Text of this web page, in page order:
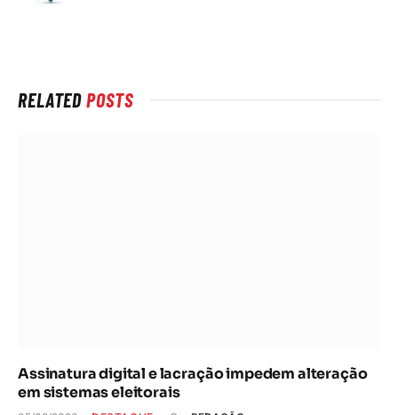
RELATEDPOSTS
Assinatura digital e lacração impedem alteração
em sistemas eleitorais